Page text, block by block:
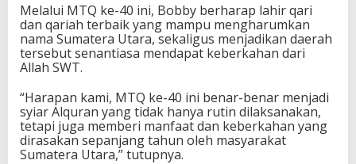
Melalui MTQ ke-40 ini, Bobby berharap lahir qari
dan qariah terbaik yang mampu mengharumkan
nama Sumatera Utara, sekaligus menjadikan daerah
tersebut senantiasa mendapat keberkahan dari
Allah SWT.
“Harapan kami, MTQ ke-40 ini benar-benar menjadi
syiar Alquran yang tidak hanya rutin dilaksanakan,
tetapi juga memberi manfaat dan keberkahan yang
dirasakan sepanjang tahun oleh masyarakat
Sumatera Utara,” tutupnya.